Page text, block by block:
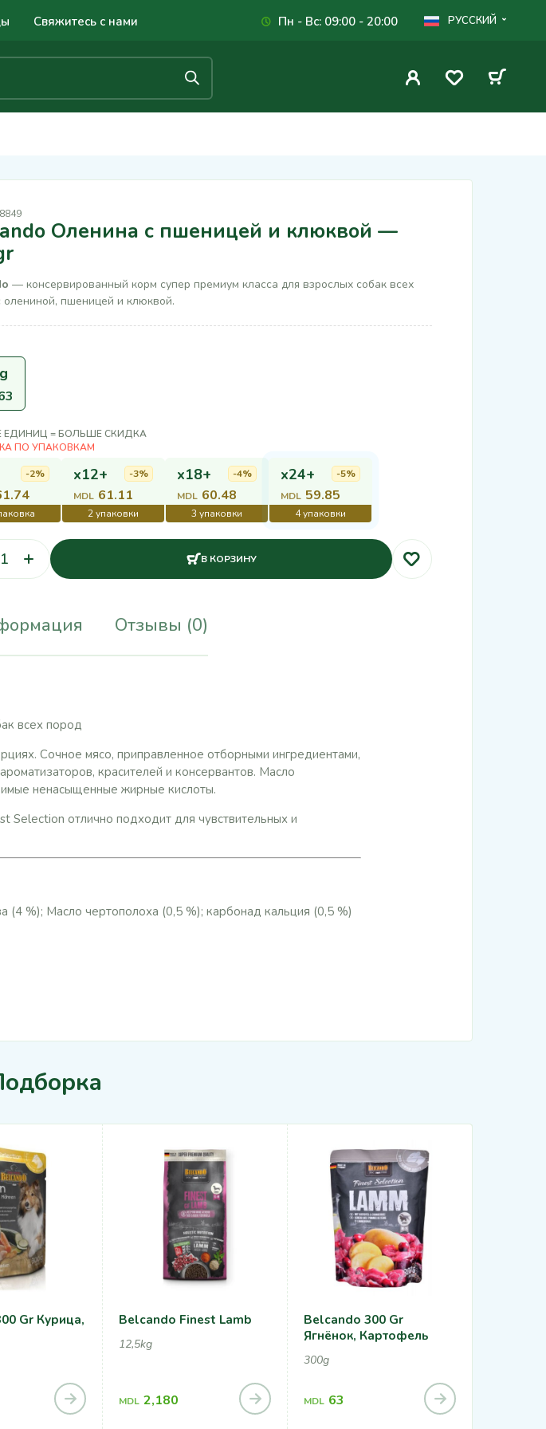
Свяжитесь с нами Пн - Вс: 09:00 - 20:00 РУССКИЙ
Оленина с пшеницей и клюквой —
— консервированный корм супер премиум класса для взрослых собак всех
олениной, пшеницей и клюквой.
ЕДИНИЦ = БОЛЬШЕ СКИДКА
-2% x12+
MDL 61.11
-3% x18+
MDL 60.48
-4% x24+
MDL 59.85
-5%
В КОРЗИНУ
Отзывы (0)
всех пород
Сочное мясо, приправленное отборными ингредиентами,
красителей и консервантов. Масло
ненасыщенные жирные кислоты.
Selection отлично подходит для чувствительных и
%); Масло чертополоха (0,5 %); карбонад кальция (0,5 %)
Gr Курица,
Belcando Finest Lamb
12,5kg
MDL 2,180
Belcando 300 Gr
Ягнёнок, Картофель
300g
MDL 63